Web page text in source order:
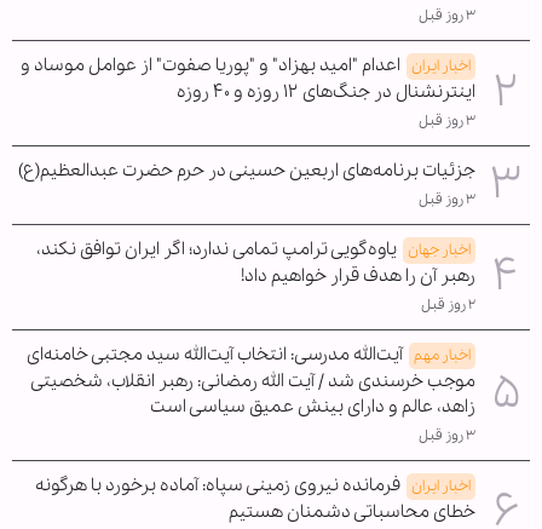
۳ روز قبل
اخبار ایران اعدام "امید بهزاد" و "پوریا صفوت" از عوامل موساد و
اینترنشنال در جنگ‌های ۱۲ روزه و ۴۰ روزه
۳ روز قبل
جزئیات برنامه‌های اربعین حسینی در حرم حضرت عبدالعظیم(ع)
۳ روز قبل
اخبار جهان یاوه‌گویی ترامپ تمامی ندارد؛ اگر ایران توافق نکند،
رهبر آن را هدف قرار خواهیم داد!
۲ روز قبل
اخبار مهم آیت‌الله مدرسی: انتخاب آیت‌الله سید مجتبی خامنه‌ای
موجب خرسندی شد / آیت الله رمضانی: رهبر انقلاب، شخصیتی
زاهد، عالم و دارای بینش عمیق سیاسی است
۳ روز قبل
اخبار ایران فرمانده نیروی زمینی سپاه: آماده برخورد با هرگونه
خطای محاسباتی دشمنان هستیم